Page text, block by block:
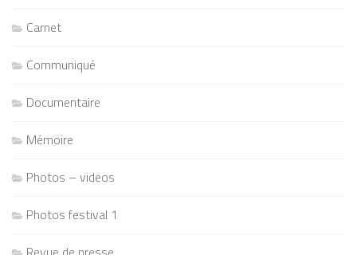
Carnet
Communiqué
Documentaire
Mémoire
Photos – videos
Photos festival 1